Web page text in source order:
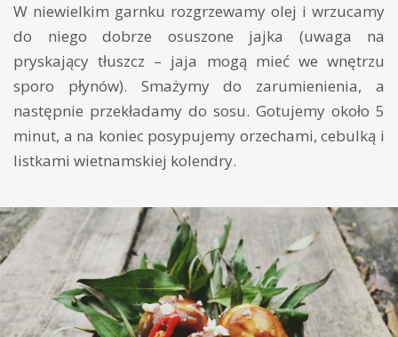
W niewielkim garnku rozgrzewamy olej i wrzucamy
do niego dobrze osuszone jajka (uwaga na
pryskający tłuszcz – jaja mogą mieć we wnętrzu
sporo płynów). Smażymy do zarumienienia, a
następnie przekładamy do sosu. Gotujemy około 5
minut, a na koniec posypujemy orzechami, cebulką i
listkami wietnamskiej kolendry.